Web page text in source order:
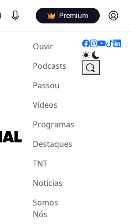
Podcasts Premium Log in
Ouvir(current)
Podcasts
Passou
Vídeos
Programas
Destaques
TNT
Notícias
Somos
Nós